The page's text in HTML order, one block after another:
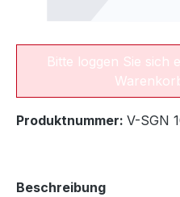
Bitte loggen Sie sich
Produktnummer: V-SGN
Beschreibung